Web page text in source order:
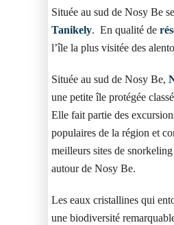
Située au sud de Nosy Be
Tanikely. En qualité de
l’île la plus visitée des
Située au sud de Nosy Be,
une petite île protégée
Elle fait partie des
populaires de la région et
meilleurs sites de
autour de Nosy Be.
Les eaux cristallines qui
une biodiversité